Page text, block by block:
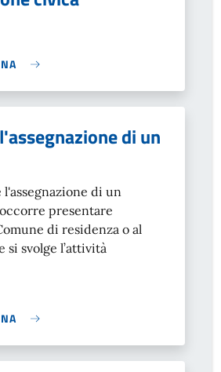
di un
di un
presentare
di residenza o al
si svolge l’attività